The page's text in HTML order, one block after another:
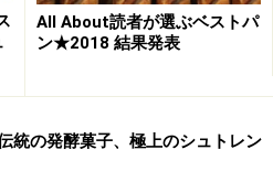
ンドーナツ」は食べ応えがある
理由
All About読者が選ぶベストパ
ン★2018 結果発表
統の発酵菓子、極上のシュトレン